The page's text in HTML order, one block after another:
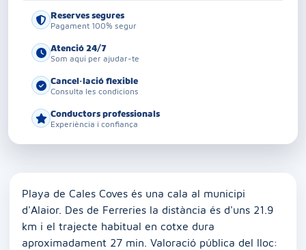
Reserves segures
Pagament 100% segur
Atenció 24/7
Som aquí per ajudar-te
Cancel·lació flexible
Consulta les condicions
Conductors professionals
Experiència i confiança
Playa de Cales Coves és una cala al municipi
d'Alaior. Des de Ferreries la distància és d'uns 21.9
km i el trajecte habitual en cotxe dura
aproximadament 27 min. Valoració pública del lloc: